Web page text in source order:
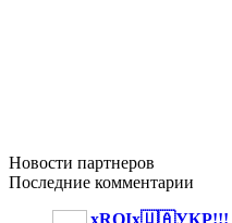
Новости партнеров
Последние комментарии
xROIx🇺🇦УКР!!!